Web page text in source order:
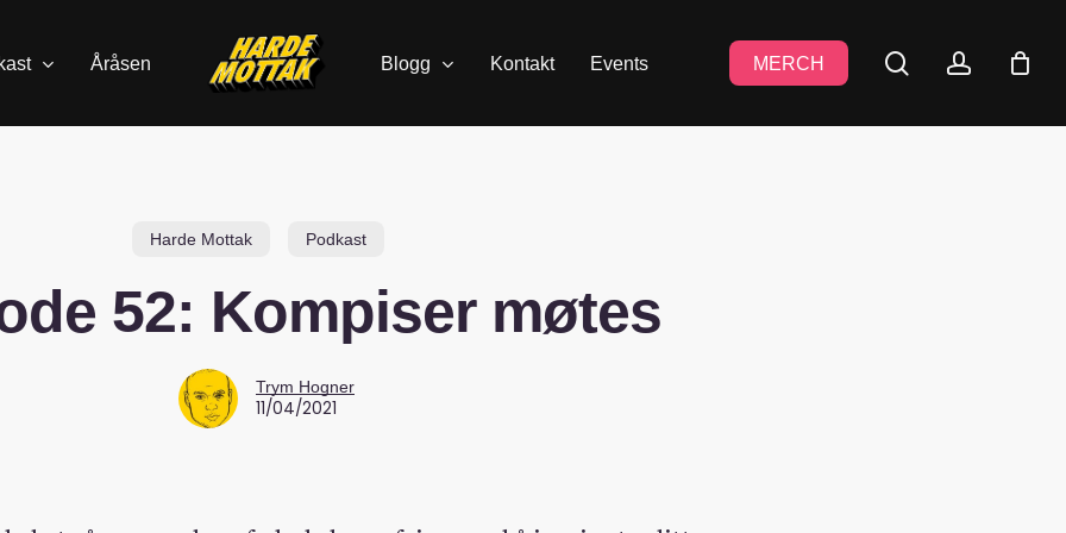
Åråsen Blogg Kontakt Events MERCH search
Harde Mottak Podkast
52: Kompiser møtes
Trym Hogner
11/04/2021